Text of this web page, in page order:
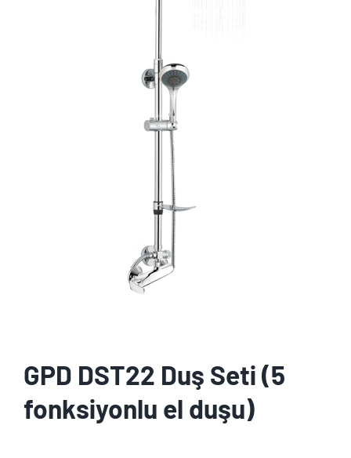
GPD DST22 Duş Seti (5
fonksiyonlu el duşu)